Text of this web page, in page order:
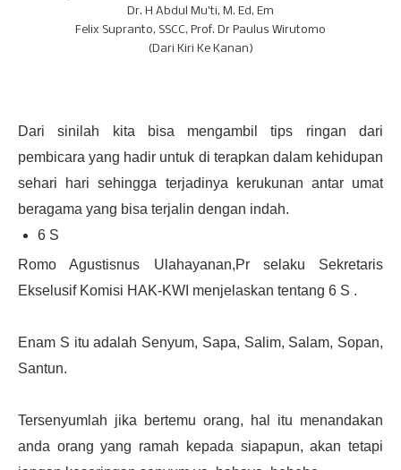
Dr. H Abdul Mu'ti, M. Ed, Em
Felix Supranto, SSCC, Prof. Dr Paulus Wirutomo
(Dari Kiri Ke Kanan)
Dari sinilah kita bisa mengambil tips ringan dari
pembicara yang hadir untuk di terapkan dalam kehidupan
sehari hari sehingga terjadinya kerukunan antar umat
beragama yang bisa terjalin dengan indah.
6 S
Romo Agustisnus Ulahayanan,Pr selaku Sekretaris
Ekselusif Komisi HAK-KWI menjelaskan tentang 6 S .
Enam S itu adalah Senyum, Sapa, Salim, Salam, Sopan,
Santun.
Tersenyumlah jika bertemu orang, hal itu menandakan
anda orang yang ramah kepada siapapun, akan tetapi